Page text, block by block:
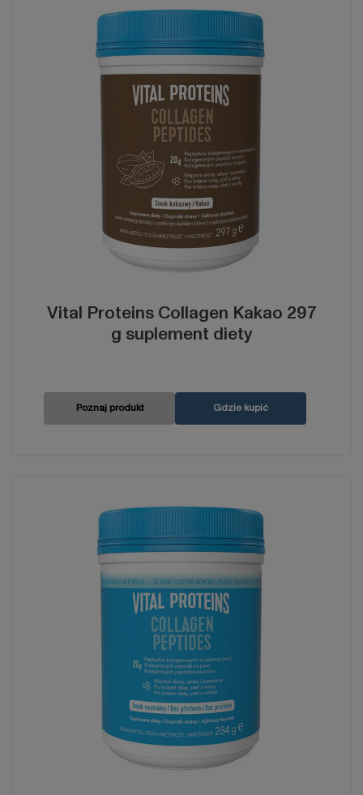
Vital Proteins Collagen Kakao 297
g suplement diety
Poznaj produkt Gdzie kupić